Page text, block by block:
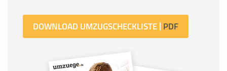
DOWNLOAD UMZUGSCHECKLISTE